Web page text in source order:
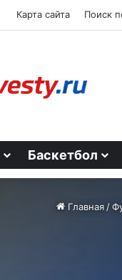
Карта сайта Поиск
Баскетбол
Главная /